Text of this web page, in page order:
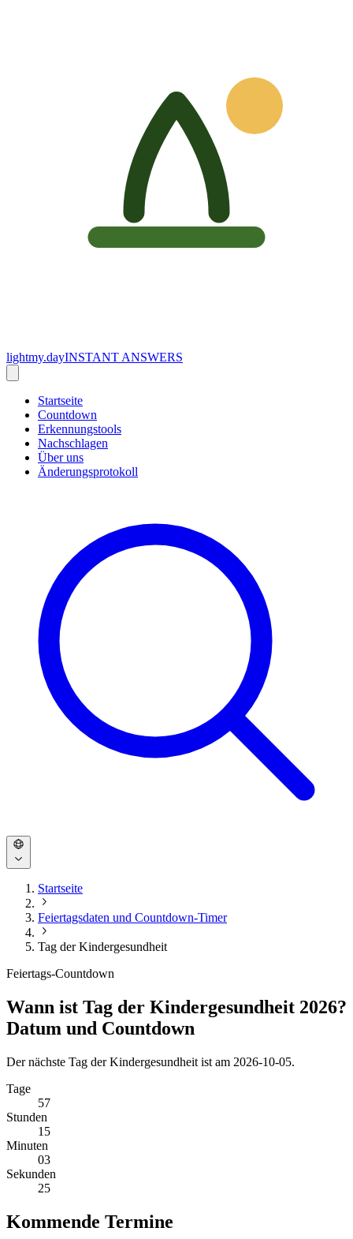
lightmy.dayINSTANT ANSWERS
Startseite
Countdown
Erkennungstools
Nachschlagen
Über uns
Änderungsprotokoll
Startseite
Feiertagsdaten und Countdown-Timer
Tag der Kindergesundheit
Feiertags-Countdown
Wann ist Tag der Kindergesundheit 2026?
Datum und Countdown
Der nächste Tag der Kindergesundheit ist am 2026-10-05.
Tage
57
Stunden
15
Minuten
03
Sekunden
25
Kommende Termine